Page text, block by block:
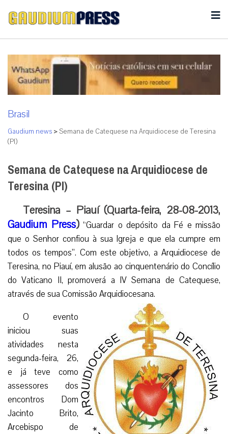
Brasil
Gaudium news >Semana de Catequese na Arquidiocese de Teresina
(PI)
Semana de Catequese na Arquidiocese de
Teresina (PI)
Teresina – Piauí (Quarta-feira, 28-08-2013,
Gaudium Press)“Guardar o depósito da Fé e missão
que o Senhor confiou à sua Igreja e que ela cumpre em
todos os tempos”. Com este objetivo, a Arquidiocese de
Teresina, no Piauí, em alusão ao cinquentenário do Concílio
do Vaticano II, promoverá a IV Semana de Catequese,
através de sua Comissão Arquidiocesana.
O evento
iniciou suas
atividades nesta
segunda-feira, 26,
e já teve como
assessores dos
encontros Dom
Jacinto Brito,
Arcebispo de